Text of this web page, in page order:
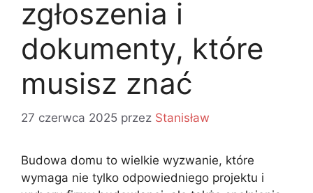
zgłoszenia i
dokumenty, które
musisz znać
27 czerwca 2025 przez Stanisław
Budowa domu to wielkie wyzwanie, które
wymaga nie tylko odpowiedniego projektu i